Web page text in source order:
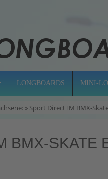
LONGBOARDS MINI-
» Sport DirectTM BMX-
BMX-SKATE